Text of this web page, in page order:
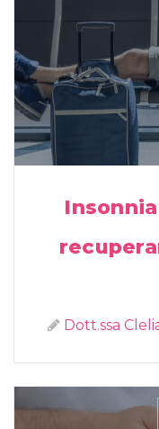
Dott.ssa